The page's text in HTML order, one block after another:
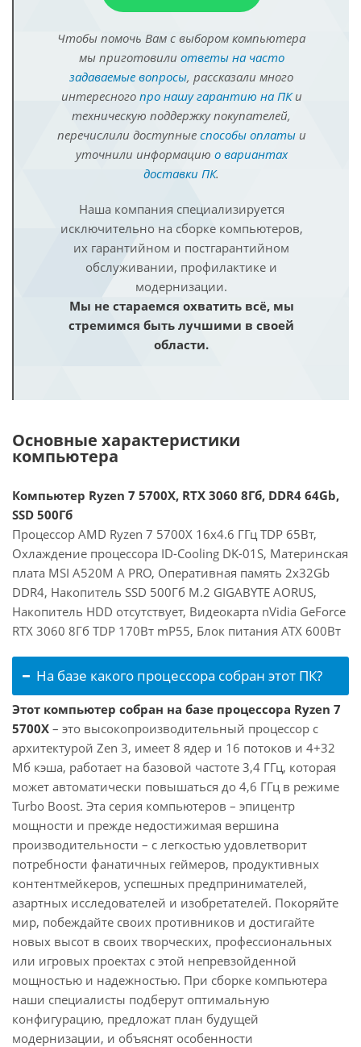
Чтобы помочь Вам с выбором компьютера
мы приготовили ответы на часто
задаваемые вопросы, рассказали много
интересного про нашу гарантию на ПКи
техническую поддержку покупателей,
перечислили доступные способы оплатыи
уточнили информацию о вариантах
доставки ПК.
Наша компания специализируется
исключительно на сборке компьютеров,
их гарантийном и постгарантийном
обслуживании, профилактике и
модернизации.
Мы не стараемся охватить всё, мы
стремимся быть лучшими в своей
области.
Основные характеристики
компьютера
Компьютер Ryzen 7 5700X, RTX 3060 8Гб, DDR4 64Gb,
SSD 500Гб
Процессор AMD Ryzen 7 5700X 16x4.6 ГГц TDP 65Вт,
Охлаждение процессора ID-Cooling DK-01S, Материнская
плата MSI A520M A PRO, Оперативная память 2x32Gb
DDR4, Накопитель SSD 500Гб M.2 GIGABYTE AORUS,
Накопитель HDD отсутствует, Видеокарта nVidia GeForce
RTX 3060 8Гб TDP 170Вт mP55, Блок питания ATX 600Вт
На базе какого процессора собран этот ПК?
Этот компьютер собран на базе процессора Ryzen 7
5700X – это высокопроизводительный процессор с
архитектурой Zen 3, имеет 8 ядер и 16 потоков и 4+32
Мб кэша, работает на базовой частоте 3,4 ГГц, которая
может автоматически повышаться до 4,6 ГГц в режиме
Turbo Boost. Эта серия компьютеров – эпицентр
мощности и прежде недостижимая вершина
производительности – с легкостью удовлетворит
потребности фанатичных геймеров, продуктивных
контентмейкеров, успешных предпринимателей,
азартных исследователей и изобретателей. Покоряйте
мир, побеждайте своих противников и достигайте
новых высот в своих творческих, профессиональных
или игровых проектах с этой непревзойденной
мощностью и надежностью. При сборке компьютера
наши специалисты подберут оптимальную
конфигурацию, предложат план будущей
модернизации, и объяснят особенности